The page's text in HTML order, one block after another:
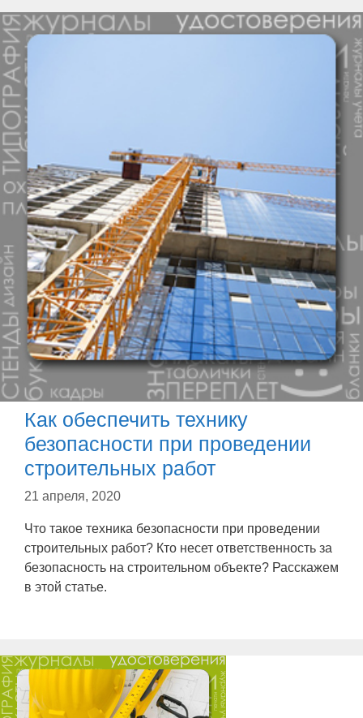
Как обеспечить технику
безопасности при проведении
строительных работ
21 апреля, 2020
Что такое техника безопасности при проведении
строительных работ? Кто несет ответственность за
безопасность на строительном объекте? Расскажем
в этой статье.